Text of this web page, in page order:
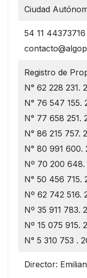
Ciudad
54 11 44373716
Registro de
N° 62 228 231.
N° 76 547 155.
N° 77 658 251.
N° 86 215 757.
N° 80 991 600.
Nº 70 200 648.
N° 50 456 715.
Nº 62 742 516.
Nº 35 911 783.
Nº 15 075 915.
N° 5 310 753 .
Director: